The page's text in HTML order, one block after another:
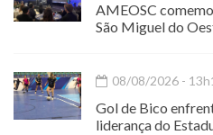
AMEOSC
São Miguel do
08/08/2026 -
Gol de Bico
liderança do